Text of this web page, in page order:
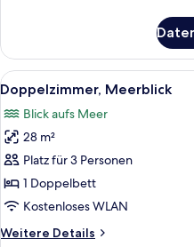
eingeschränkter
Meerblick
Alle
Fotos
für
Doppelzimmer,
Meerblick
anzeigen
3
Doppelzimmer, Meerblick
Blick aufs Meer
28 m²
Platz für 3 Personen
1 Doppelbett
Kostenloses WLAN
Weitere Details
Weitere